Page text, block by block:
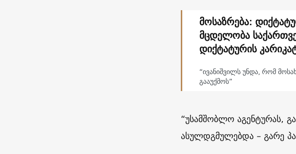
მოსაზრება:
მცდელობა
დიქტატურის
“ივანიშვილს უნდა, რომ
გააუქმოს”
“უსამშობლო აგენტურას,
ასულდგმულებდა – გარე